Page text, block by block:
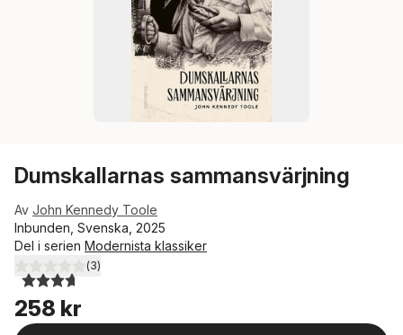
Dumskallarnas sammansvärjning
Av John Kennedy Toole
Inbunden, Svenska, 2025
Del i serien Modernista klassiker
3,7utav 5 stjärnor. Totalt antal röster:
(3)
258 kr